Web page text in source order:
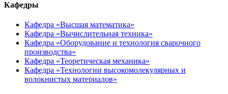
Кафедры
Кафедра «Высшая математика»
Кафедра «Вычислительная техника»
Кафедра «Оборудование и технология сварочного
производства»
Кафедра «Теоретическая механика»
Кафедра «Технологии высокомолекулярных и
волокнистых материалов»